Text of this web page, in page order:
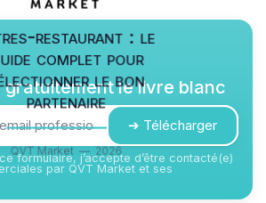
restaurant : le
complet pour
le bon
partenaire
QVT Market — 2026
gratuitement le livre blanc
➔ Télécharger
formulaire, j’accepte d’être contacté(e)
par QVT Market et ses